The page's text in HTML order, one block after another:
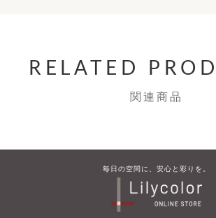
RELATED
関連商品
毎​日の​空間に、​安心と​彩りを。